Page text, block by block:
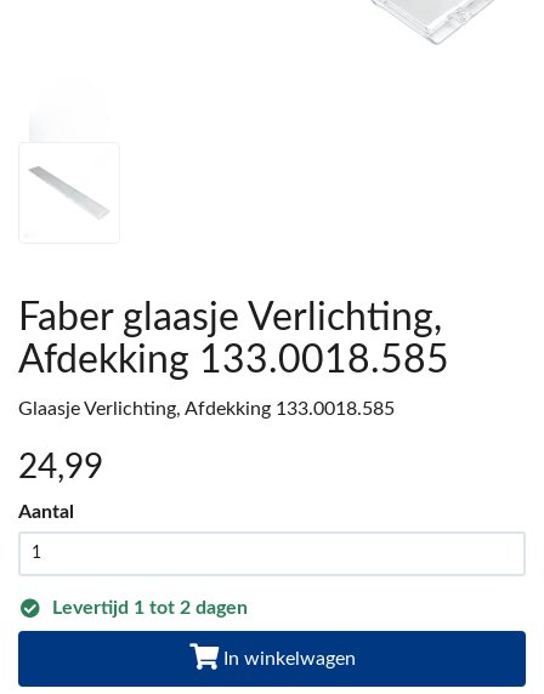
Faber glaasje Verlichting,
Afdekking 133.0018.585
Glaasje Verlichting, Afdekking 133.0018.585
24,99
Aantal
Levertijd 1 tot 2 dagen
In winkelwagen